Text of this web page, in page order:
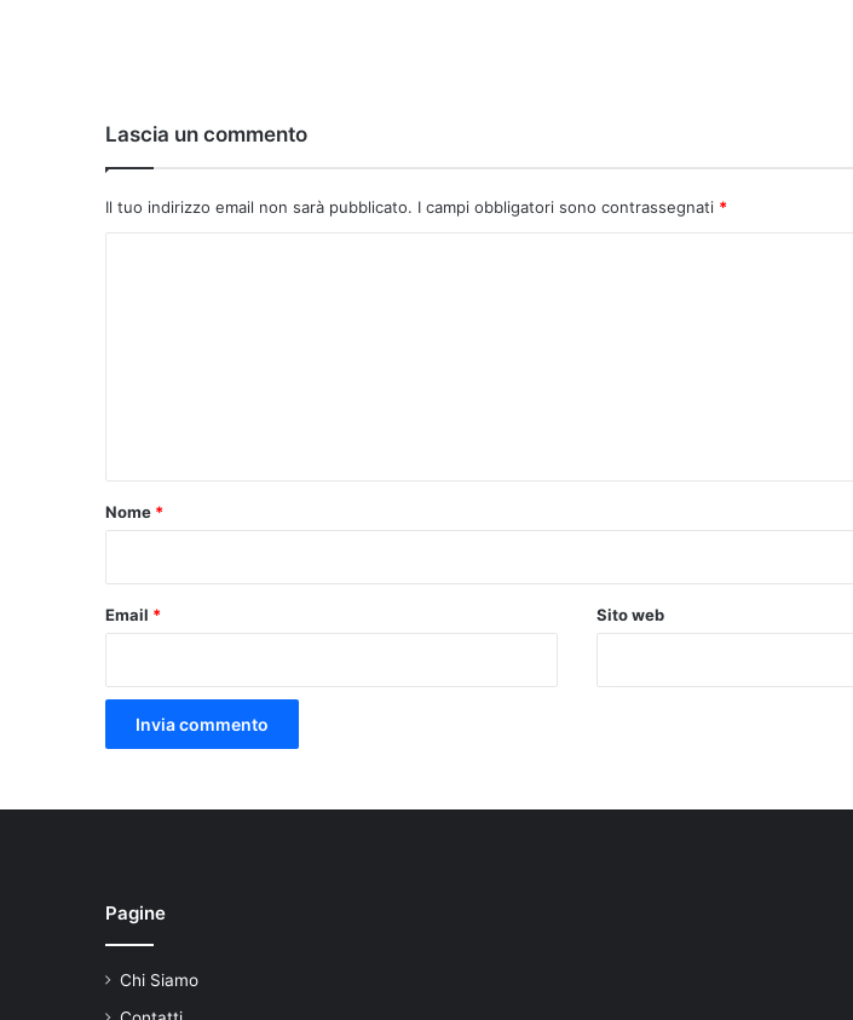
Lascia un commento
Il tuo indirizzo email non sarà pubblicato. I campi obbligatori sono contrassegnati *
o
Nome *
Email * Sito web
Pagine
Chi Siamo